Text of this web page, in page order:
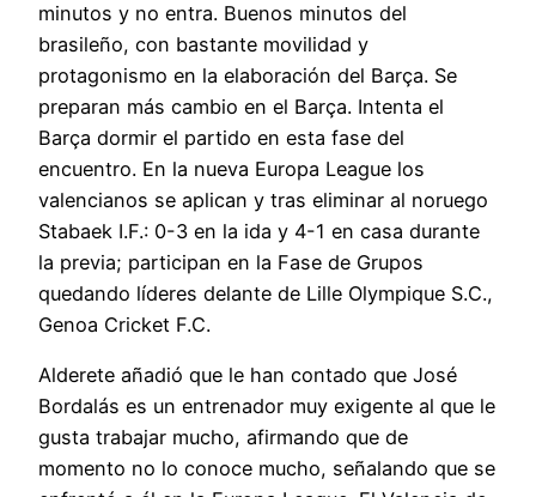
minutos y no entra. Buenos minutos del
brasileño, con bastante movilidad y
protagonismo en la elaboración del Barça. Se
preparan más cambio en el Barça. Intenta el
Barça dormir el partido en esta fase del
encuentro. En la nueva Europa League los
valencianos se aplican y tras eliminar al noruego
Stabaek I.F.: 0-3 en la ida y 4-1 en casa durante
la previa; participan en la Fase de Grupos
quedando líderes delante de Lille Olympique S.C.,
Genoa Cricket F.C.
Alderete añadió que le han contado que José
Bordalás es un entrenador muy exigente al que le
gusta trabajar mucho, afirmando que de
momento no lo conoce mucho, señalando que se